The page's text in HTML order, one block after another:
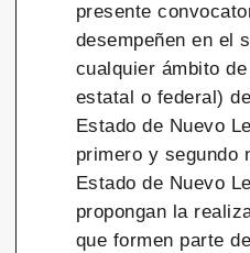
presente
desempeñen en el
cualquier ámbito
estatal o federal)
Estado de Nuevo
primero y segundo
Estado de Nuevo
propongan la
que formen parte